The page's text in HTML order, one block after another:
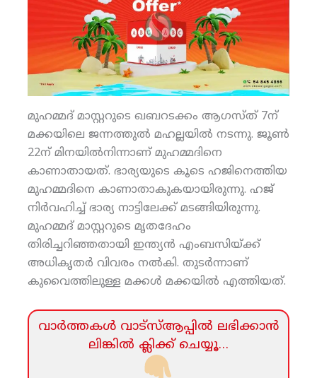
മുഹമ്മദ് മാസ്റ്ററുടെ ഖബറടക്കം ആഗസ്ത് 7ന്
മക്കയിലെ ജന്നത്തുല്‍ മഹല്ലയില്‍ നടന്നു. ജൂണ്‍
22ന് മിനയില്‍നിന്നാണ് മുഹമ്മദിനെ
കാണാതായത്. ഭാര്യയുടെ കൂടെ ഹജിനെത്തിയ
മുഹമ്മദിനെ കാണാതാകുകയായിരുന്നു. ഹജ്
നിര്‍വഹിച്ച് ഭാര്യ നാട്ടിലേക്ക് മടങ്ങിയിരുന്നു.
മുഹമ്മദ് മാസ്റ്ററുടെ മൃതദേഹം
തിരിച്ചറിഞ്ഞതായി ഇന്ത്യന്‍ എംബസിയ്ക്ക്
അധികൃതര്‍ വിവരം നല്‍കി. തുടര്‍ന്നാണ്
കുവൈത്തിലുള്ള മക്കള്‍ മക്കയില്‍ എത്തിയത്.
വാര്‍ത്തകള്‍ വാട്‌സ്‌ആപ്പില്‍ ലഭിക്കാന്‍
ലിങ്കില്‍ ക്ലിക്ക്‌ ചെയ്യൂ…